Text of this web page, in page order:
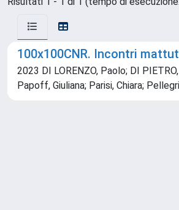
100x100CNR. Incontri
2023 DI LORENZO, Paolo; DI
Papoff, Giuliana; Parisi, Chiara;